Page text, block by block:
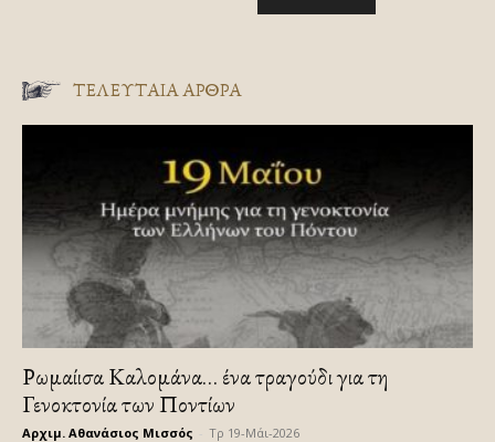
ΤΕΛΕΥΤΑΙΑ ΑΡΘΡΑ
Ρωμαίισα Καλομάνα… ένα τραγούδι για τη
Γενοκτονία των Ποντίων
Αρχιμ. Αθανάσιος Μισσός Τρ 19-Μάι-2026